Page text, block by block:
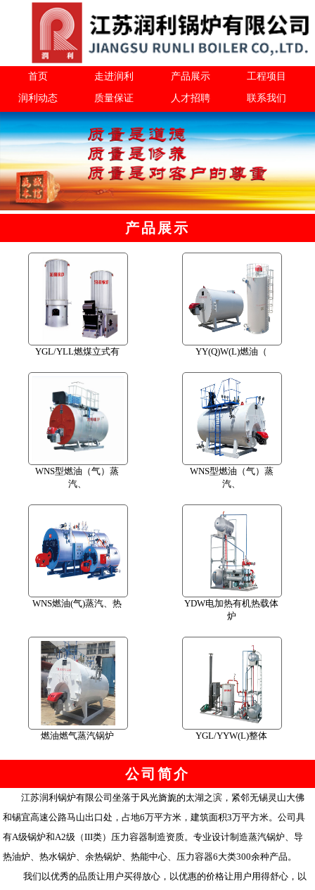
首页 走进润利 产品展示 工程项目
润利动态 质量保证 人才招聘 联系我们
产品展示
YGL/YLL燃煤立式有 YY(Q)W(L)燃油（
WNS型燃油（气）蒸
汽、
WNS型燃油（气）蒸
汽、
WNS燃油(气)蒸汽、热
YDW电加热有机热载体
炉
燃油燃气蒸汽锅炉 YGL/YYW(L)整体
公司简介
江苏润利锅炉有限公司坐落于风光旖旎的太湖之滨，紧邻无锡灵山大佛
和锡宜高速公路马山出口处，占地6万平方米，建筑面积3万平方米。公司具
有A级锅炉和A2级（III类）压力容器制造资质。专业设计制造蒸汽锅炉、导
热油炉、热水锅炉、余热锅炉、热能中心、压力容器6大类300余种产品。
我们以优秀的品质让用户买得放心，以优惠的价格让用户用得舒心，以